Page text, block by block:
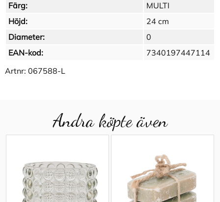
Färg:
MULTI
Höjd:
24 cm
Diameter:
0
EAN-kod:
7340197447114
Artnr: 067588-L
Andra köpte även